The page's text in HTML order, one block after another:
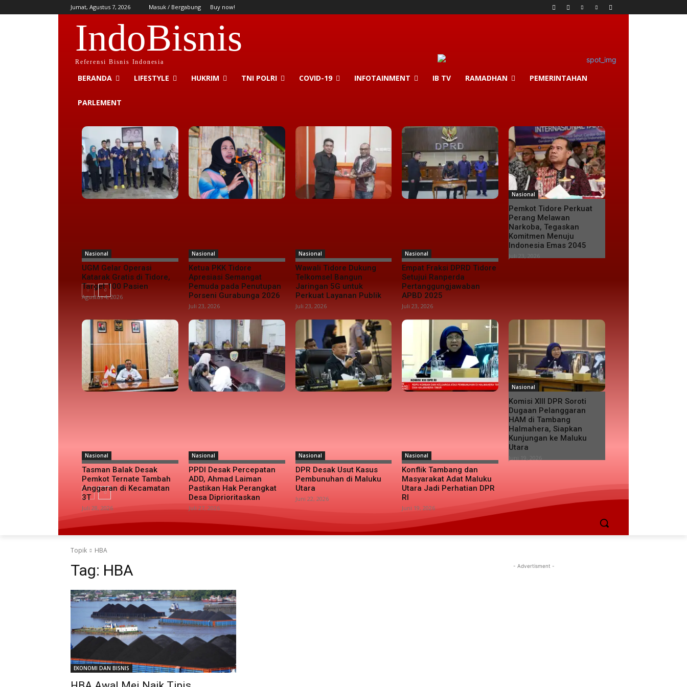
Jumat, Agustus 7, 2026 Masuk / Bergabung Buy now!
IndoBisnis
Referensi Bisnis Indonesia
BERANDA LIFESTYLE HUKRIM TNI POLRI COVID-19 INFOTAINMENT IB TV RAMADHAN PEMERINTAHAN
PARLEMENT
Nasional
UGM Gelar Operasi
Katarak Gratis di Tidore,
Target 100 Pasien
Agustus 4, 2026
Nasional
Ketua PKK Tidore
Apresiasi Semangat
Pemuda pada Penutupan
Porseni Gurabunga 2026
Juli 23, 2026
Nasional
Wawali Tidore Dukung
Telkomsel Bangun
Jaringan 5G untuk
Perkuat Layanan Publik
Juli 23, 2026
Nasional
Empat Fraksi DPRD Tidore
Setujui Ranperda
Pertanggungjawaban
APBD 2025
Juli 23, 2026
Nasional
Pemkot Tidore Perkuat
Perang Melawan
Narkoba, Tegaskan
Komitmen Menuju
Indonesia Emas 2045
Nasional
Tasman Balak Desak
Pemkot Ternate Tambah
Anggaran di Kecamatan
3T
Juli 28, 2026
Nasional
PPDI Desak Percepatan
ADD, Ahmad Laiman
Pastikan Hak Perangkat
Desa Diprioritaskan
Juli 27, 2026
Nasional
DPR Desak Usut Kasus
Pembunuhan di Maluku
Utara
Juni 22, 2026
Nasional
Konflik Tambang dan
Masyarakat Adat Maluku
Utara Jadi Perhatian DPR
RI
Juni 19, 2026
Nasional
Komisi XIII DPR Soroti
Dugaan Pelanggaran
HAM di Tambang
Halmahera, Siapkan
Kunjungan ke Maluku
Utara
Topik HBA
Tag: HBA
EKONOMI DAN BISNIS
- Advertisment -